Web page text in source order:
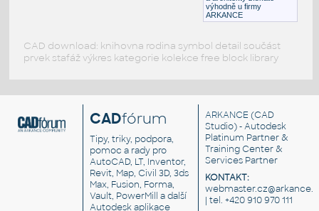
výhodně u firmy
ARKANCE
CAD download: knihovna rodina symbol detail součást
prvek stafáž výkres kategorie kolekce free block library
CADfórum
Tipy, triky, podpora,
pomoc a rady pro
AutoCAD, LT, Inventor,
Revit, Map, Civil 3D, 3ds
Max, Fusion, Forma,
Vault, PowerMill a další
Autodesk aplikace
ARKANCE (CAD
Studio) - Autodesk
Platinum Partner &
Training Center &
Services Partner
KONTAKT:
| tel. +420 910 970 111